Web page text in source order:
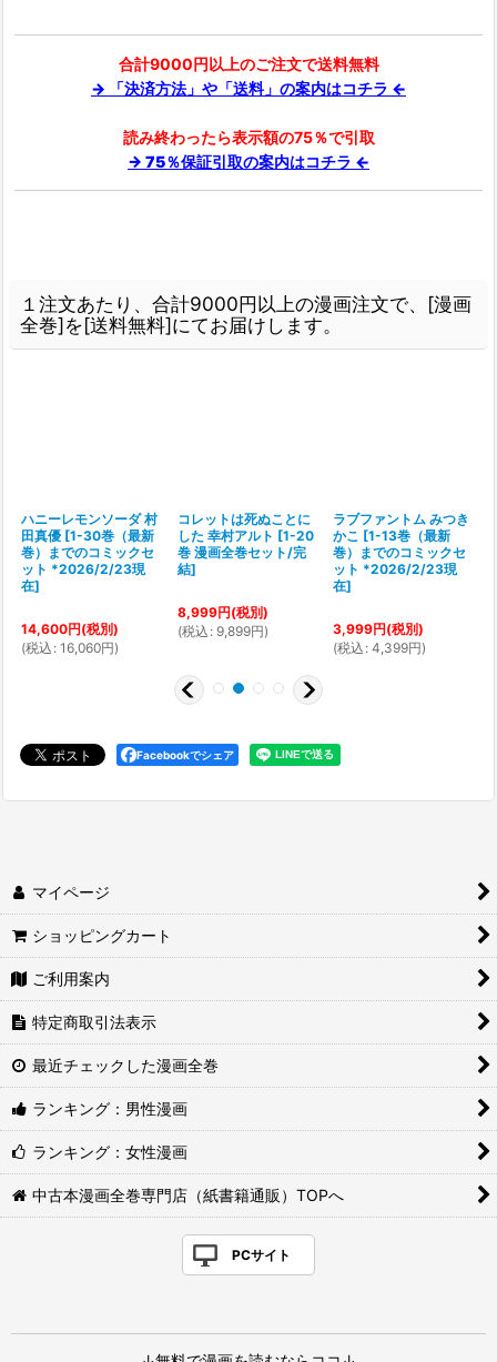
合計9000円以上のご注文で送料無料
→ 「決済方法」や「送料」の案内はコチラ ←
読み終わったら表示額の75％で引取
→ 75％保証引取の案内はコチラ ←
１注文あたり、合計9000円以上の漫画注文で、[漫画
全巻]を[送料無料]にてお届けします。
ハニーレモンソーダ 村
田真優 [1-30巻（最新
巻）までのコミックセ
ット *2026/2/23現
在]
14,600円(税別)
(税込 : 16,060円)
コレットは死ぬことに
した 幸村アルト [1-20
巻 漫画全巻セット/完
結]
8,999円(税別)
(税込 : 9,899円)
ラブファントム みつき
かこ [1-13巻（最新
巻）までのコミックセ
ット *2026/2/23現
在]
3,999円(税別)
(税込 : 4,399円)
Facebookでシェア
マイページ
ショッピングカート
ご利用案内
特定商取引法表示
最近チェックした漫画全巻
ランキング：男性漫画
ランキング：女性漫画
中古本漫画全巻専門店（紙書籍通販）TOPへ
PCサイト